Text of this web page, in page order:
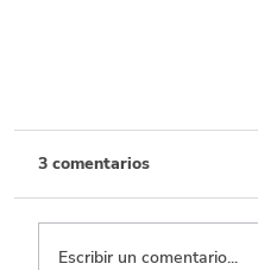
3 comentarios
Escribir un comentario...